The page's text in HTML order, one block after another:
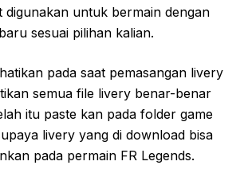
digunakan untuk bermain dengan
sesuai pilihan kalian.
pada saat pemasangan livery
semua file livery benar-benar
itu paste kan pada folder game
livery yang di download bisa
pada permain FR Legends.